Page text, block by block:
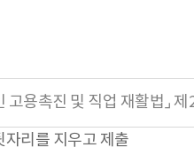
고용촉진 및 직업 재활법⌟
리를 지우고 제출